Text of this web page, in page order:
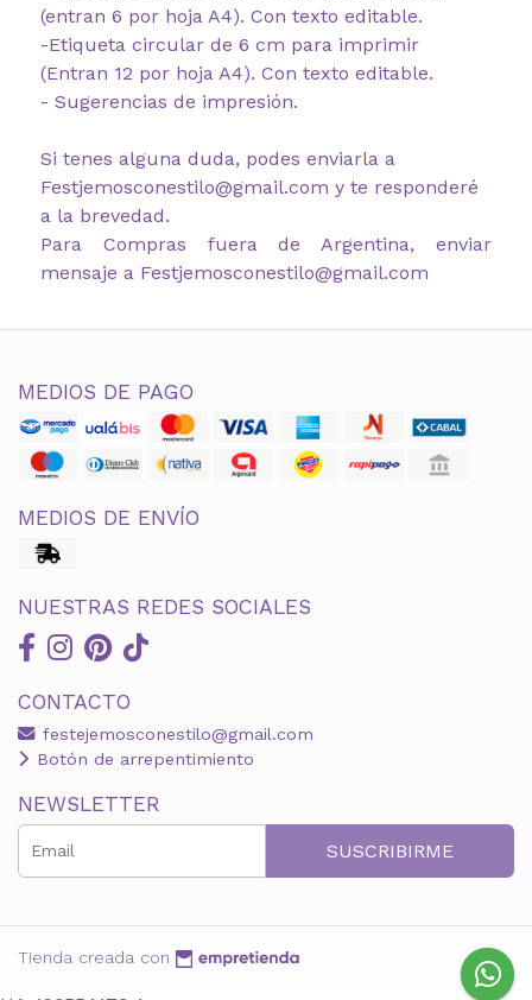
(entran 6 por hoja A4). Con texto editable.
-Etiqueta circular de 6 cm para imprimir
(Entran 12 por hoja A4). Con texto editable.
- Sugerencias de impresión.
Si tenes alguna duda, podes enviarla a
Festjemosconestilo@gmail.com y te responderé
a la brevedad.
Para Compras fuera de Argentina, enviar
mensaje a Festjemosconestilo@gmail.com
MEDIOS DE PAGO
MEDIOS DE ENVÍO
NUESTRAS REDES SOCIALES
CONTACTO
festejemosconestilo@gmail.com
Botón de arrepentimiento
NEWSLETTER
SUSCRIBIRME
Tienda creada con